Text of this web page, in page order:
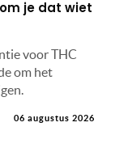
je dat wiet
voor THC
om het
06 augustus 2026